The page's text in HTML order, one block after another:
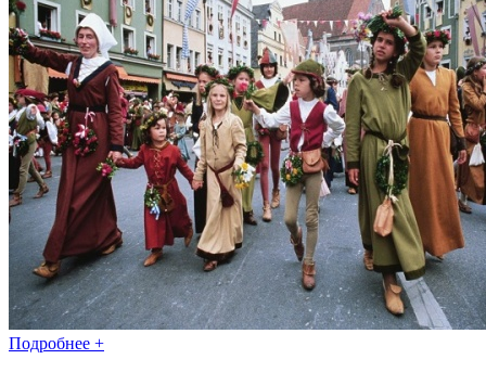
Подробнее +